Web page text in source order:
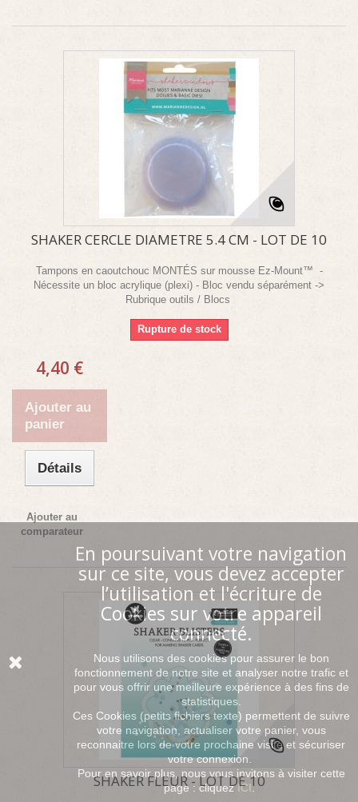
SHAKER CERCLE DIAMETRE 5.4 CM - LOT DE 10
Tampons en caoutchouc MONTÉS sur mousse Ez-Mount™ -
Nécessite un bloc acrylique (plexi) - Bloc vendu séparément ->
Rubrique outils / Blocs
Rupture de stock
4,40 €
Ajouter au
panier
Détails
Ajouter au
comparateur
SHAKER FLEUR - LOT DE 10
En poursuivant votre navigation
sur ce site, vous devez accepter
l’utilisation et l'écriture de
Cookies sur votre appareil
connecté.
Nous utilisons des cookies pour assurer le bon
fonctionnement de notre site et analyser notre trafic et
pour vous offrir une meilleure expérience à des fins de
statistiques.
Ces Cookies (petits fichiers texte) permettent de suivre
votre navigation, actualiser votre panier, vous
reconnaitre lors de votre prochaine visite et sécuriser
votre connexion.
Pour en savoir plus, nous vous invitons à visiter cette
page : cliquezICI.